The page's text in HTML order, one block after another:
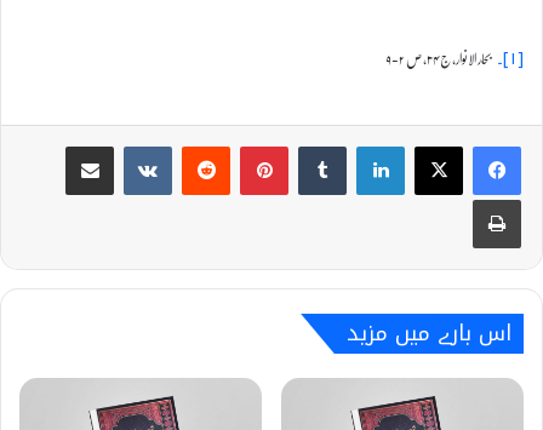
[۱]۔ بحار الانوار، ج ۳۴، ص ۲-۹
اس بارے میں مزید